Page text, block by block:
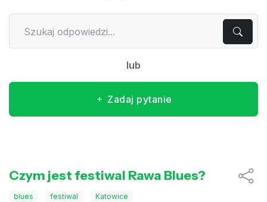
lub
Zadaj pytanie
Czym jest festiwal Rawa Blues?
blues festiwal Katowice